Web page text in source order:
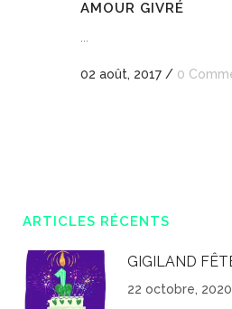
AMOUR GIVRÉ
...
02 août, 2017 / 0
ARTICLES RÉCENTS
GIGILAND
22 octobre, 2020